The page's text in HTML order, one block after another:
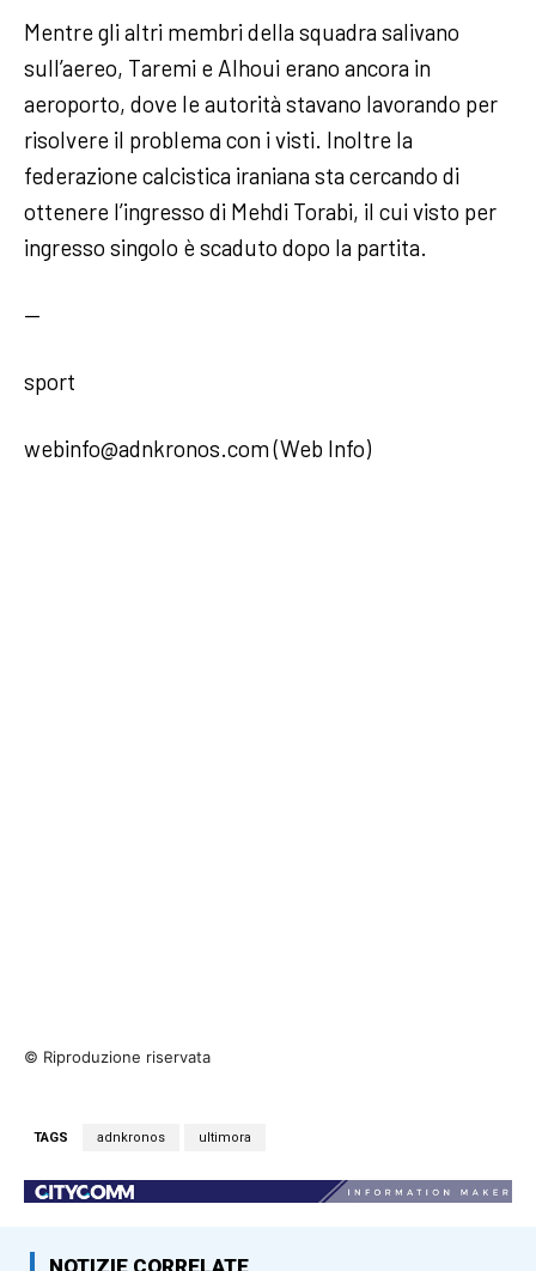
Mentre gli altri membri della squadra salivano
sull’aereo, Taremi e Alhoui erano ancora in
aeroporto, dove le autorità stavano lavorando per
risolvere il problema con i visti. Inoltre la
federazione calcistica iraniana sta cercando di
ottenere l’ingresso di Mehdi Torabi, il cui visto per
ingresso singolo è scaduto dopo la partita.
—
sport
webinfo@adnkronos.com (Web Info)
© Riproduzione riservata
TAGS adnkronos ultimora
NOTIZIE CORRELATE